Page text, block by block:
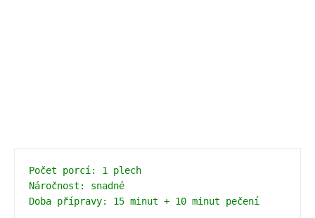
Počet porcí: 1 plech
Náročnost: snadné
Doba přípravy: 15 minut + 10 minut pečení